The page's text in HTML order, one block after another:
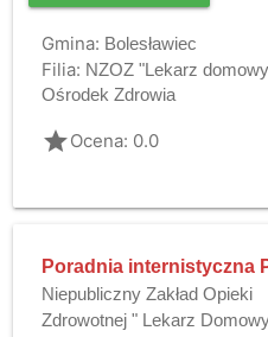
Gmina: Bolesławiec
Filia: NZOZ "Lekarz
Ośrodek Zdrowia
gradeOcena: 0.0
Poradnia internistyczna
Niepubliczny Zakład Opieki
Zdrowotnej " Lekarz